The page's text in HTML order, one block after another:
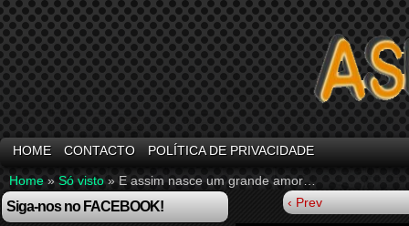
HOME CONTACTO POLÍTICA DE PRIVACIDADE
Home » Só visto » E assim nasce um grande amor…
Siga-nos no FACEBOOK! ‹ Prev